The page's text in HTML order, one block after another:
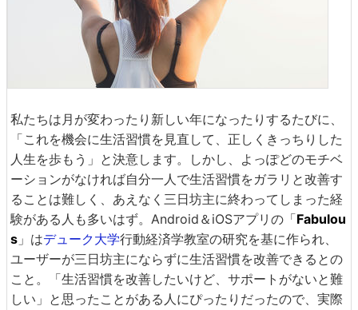
私たちは月が変わったり新しい年になったりするたびに、
「これを機会に生活習慣を見直して、正しくきっちりした
人生を歩もう」と決意します。しかし、よっぽどのモチベ
ーションがなければ自分一人で生活習慣をガラリと改善す
ることは難しく、あえなく三日坊主に終わってしまった経
験がある人も多いはず。Android＆iOSアプリの「Fabulou
s 」はデューク大学行動経済学教室の研究を基に作られ、
ユーザーが三日坊主にならずに生活習慣を改善できるとの
こと。「生活習慣を改善したいけど、サポートがないと難
しい」と思ったことがある人にぴったりだったので、実際